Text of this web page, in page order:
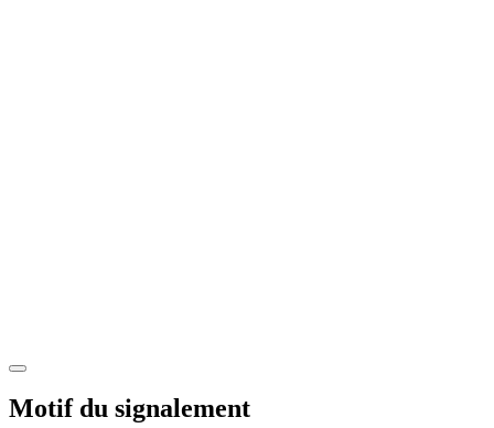
Motif du signalement